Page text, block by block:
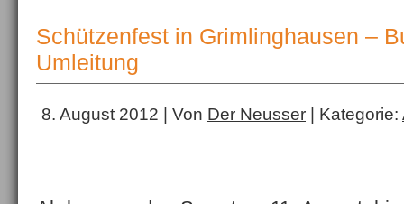
Schützenfest in Grimlinghausen –
Umleitung
8. August 2012 | Von Der Neusser | Kategorie: